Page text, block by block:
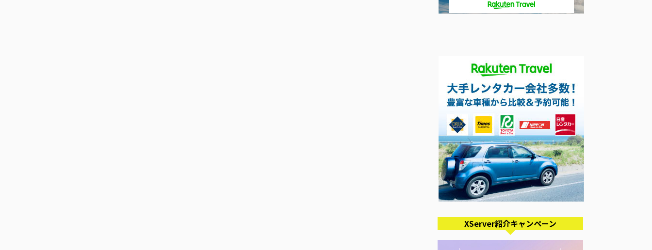
XServer紹介キャンペーン